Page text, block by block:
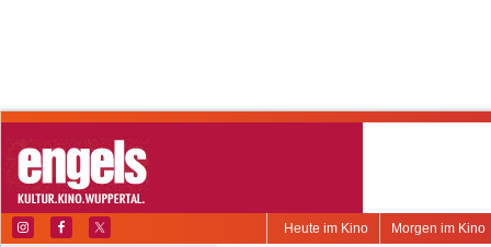
Morgen im Kino
Heute im Kino